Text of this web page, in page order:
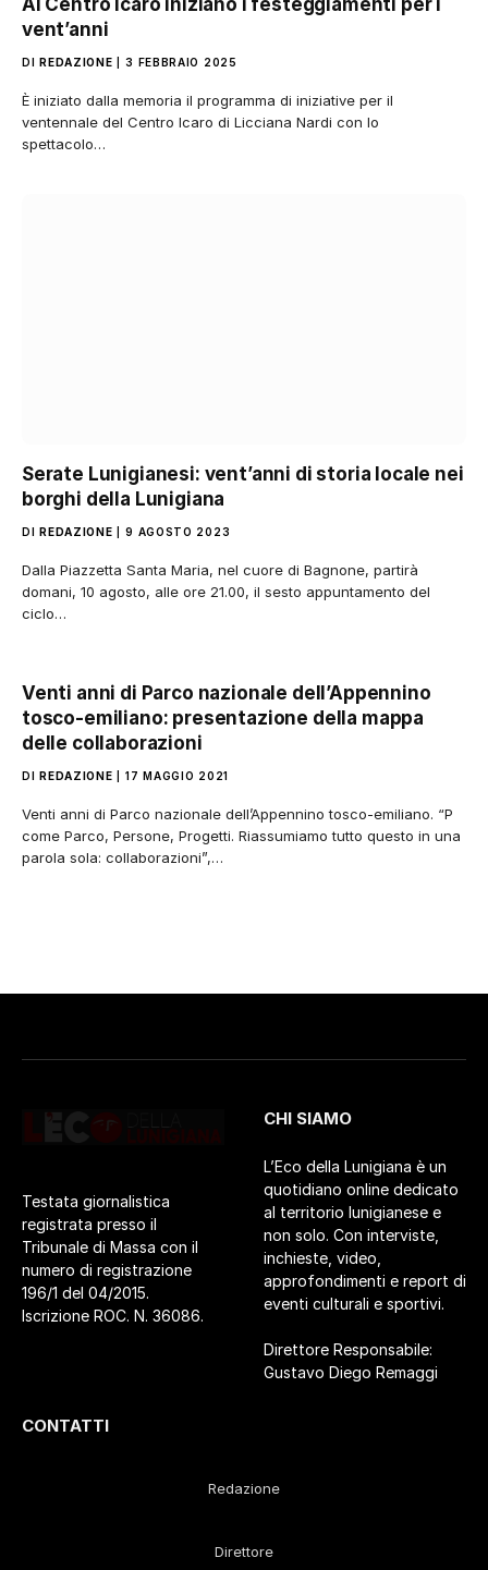
Al Centro Icaro iniziano i festeggiamenti per i
vent’anni
DI REDAZIONE 3 FEBBRAIO 2025
È iniziato dalla memoria il programma di iniziative per il
ventennale del Centro Icaro di Licciana Nardi con lo
spettacolo…
Serate Lunigianesi: vent’anni di storia locale nei
borghi della Lunigiana
DI REDAZIONE 9 AGOSTO 2023
Dalla Piazzetta Santa Maria, nel cuore di Bagnone, partirà
domani, 10 agosto, alle ore 21.00, il sesto appuntamento del
ciclo…
Venti anni di Parco nazionale dell’Appennino
tosco-emiliano: presentazione della mappa
delle collaborazioni
DI REDAZIONE 17 MAGGIO 2021
Venti anni di Parco nazionale dell’Appennino tosco-emiliano. “P
come Parco, Persone, Progetti. Riassumiamo tutto questo in una
parola sola: collaborazioni”,…
Testata giornalistica
registrata presso il
Tribunale di Massa con il
numero di registrazione
196/1 del 04/2015.
Iscrizione ROC. N. 36086.
CHI SIAMO
L’Eco della Lunigiana è un
quotidiano online dedicato
al territorio lunigianese e
non solo. Con interviste,
inchieste, video,
approfondimenti e report di
eventi culturali e sportivi.
Direttore Responsabile:
Gustavo Diego Remaggi
CONTATTI
Redazione
Direttore